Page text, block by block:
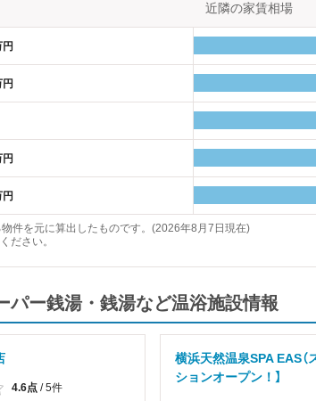
近隣の家賃相場
件を元に算出したものです。(2026年8月7日現在)
ださい。
ー銭湯・銭湯など温浴施設情報
4.6点 /5件
横浜天然温泉SPA EAS（
ションオープン！】